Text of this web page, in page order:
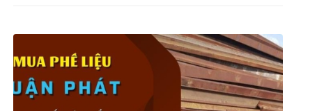
mua rất cao. Đặc biệt với khả năng tái chế
thành nhiều nguồn nguyên liệu mới, đồng
phế liệu còn đem lại giá trị sử dụng đa
dạng cho người tiêu dùng....